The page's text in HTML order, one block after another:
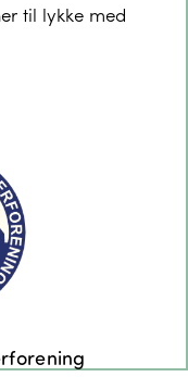
til lykke med